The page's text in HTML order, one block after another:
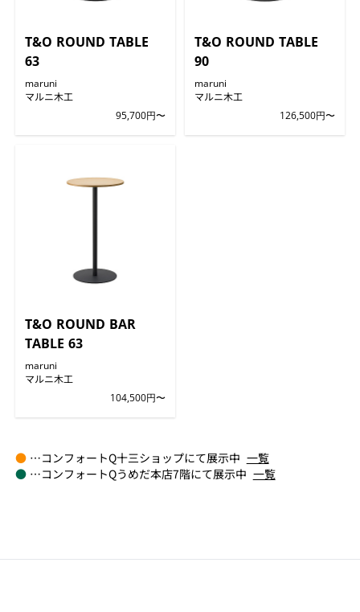
T&O ROUND TABLE
63
maruni
マルニ木工
95,700円〜
T&O ROUND TABLE
90
maruni
マルニ木工
126,500円〜
T&O ROUND BAR
TABLE 63
maruni
マルニ木工
104,500円〜
●…コンフォートQ十三ショップにて展示中 一覧
●…コンフォートQうめだ本店7階にて展示中 一覧